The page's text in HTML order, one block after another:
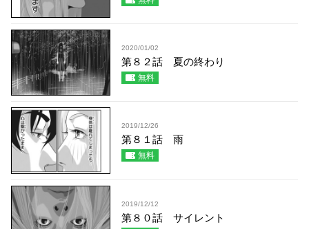
2020/01/02
第８２話 夏の終わり
無料
2019/12/26
第８１話 雨
無料
2019/12/12
第８０話 サイレント